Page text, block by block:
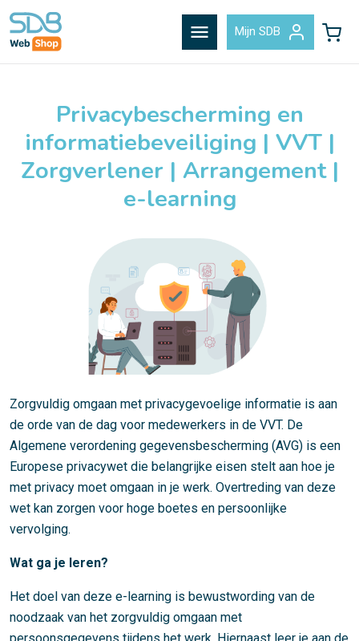
menu Mijn SDB
Privacybescherming en
informatiebeveiliging | VVT |
Zorgverlener | Arrangement |
e-learning
Zorgvuldig omgaan met privacygevoelige informatie is aan
de orde van de dag voor medewerkers in de VVT. De
Algemene verordening gegevensbescherming (AVG) is een
Europese privacywet die belangrijke eisen stelt aan hoe je
met privacy moet omgaan in je werk. Overtreding van deze
wet kan zorgen voor hoge boetes en persoonlijke
vervolging.
Wat ga je leren?
Het doel van deze e-learning is bewustwording van de
noodzaak van het zorgvuldig omgaan met